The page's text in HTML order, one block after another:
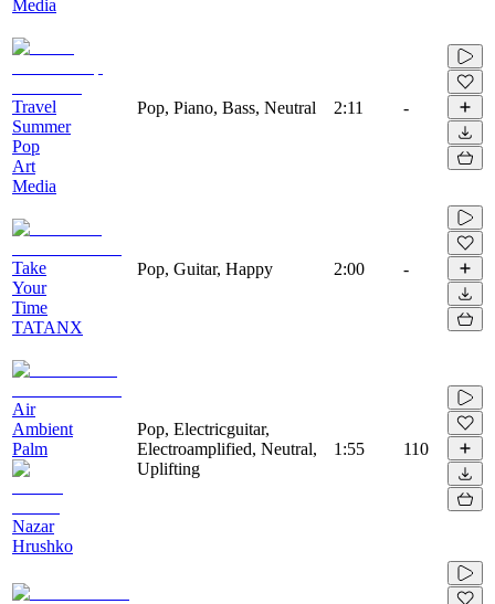
Media
Travel
Summer
Pop
Art
Media
Pop, Piano, Bass, Neutral 2:11 -
Take
Your
Time
TATANX
Pop, Guitar, Happy 2:00 -
Air
Ambient
Palm
Nazar
Hrushko
Pop, Electricguitar,
Electroamplified, Neutral,
Uplifting
1:55 110